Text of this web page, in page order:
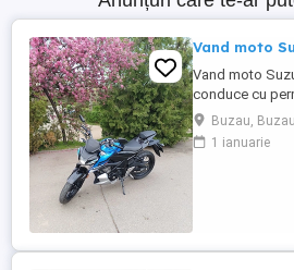
Vand moto
Vand moto
conduce cu
5000km Stare
ITP valabil pana
si schimb de
Buzau, Buzau
1 ianuarie